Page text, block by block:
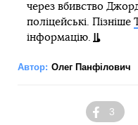
через вбивство
поліцейські. Пізніше
інформацію.
Автор: Олег Панфілович
3